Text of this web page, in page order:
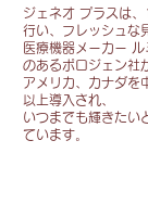
ジェネオ プラスは
行い、フレッシュな
医療機器メーカー
のあるポロジェン社
アメリカ、カナダ
以上導入され、
いつまでも輝きたい
ています。